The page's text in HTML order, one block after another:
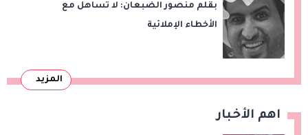
بقلم منصور الضبعان: لا تساهل مع
الأخطاء الإملائية
المزيد
اهم الأخبار